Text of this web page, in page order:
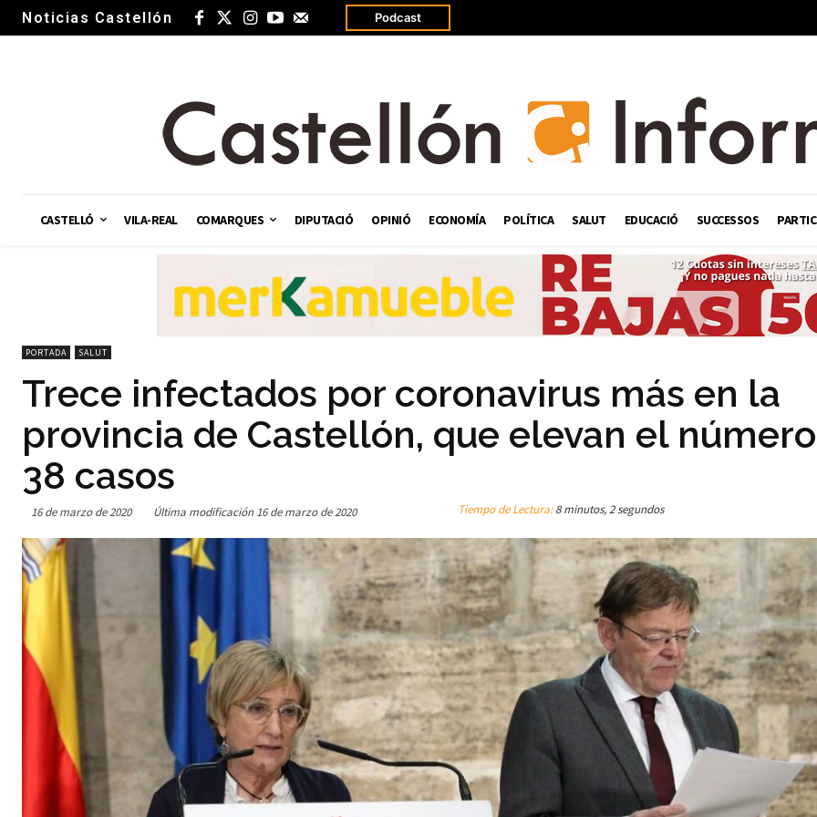
Noticias Castellón Podcast
CASTELLÓ VILA-REAL COMARQUES DIPUTACIÓ OPINIÓ ECONOMÍA POLÍTICA SALUT EDUCACIÓ SUCCESSOS
PORTADA SALUT
Trece infectados por coronavirus más en la
provincia de Castellón, que elevan el
38 casos
16 de marzo de 2020 Última modificación 16 de marzo de 2020 Tiempo de Lectura:8 minutos, 2 segundos